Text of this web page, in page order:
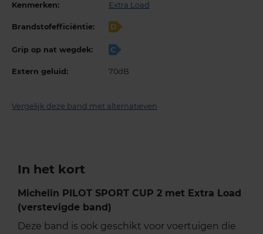
Kenmerken: Extra Load
Brandstofefficiëntie: D
Grip op nat wegdek: C
Extern geluid: 70dB
Vergelijk deze band met alternatieven
In het kort
Michelin PILOT SPORT CUP 2 met Extra Load
(verstevigde band)
Deze band is ook geschikt voor voertuigen die